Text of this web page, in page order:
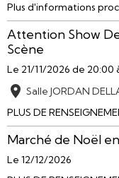
Plus d'informations
Attention Show
Scène
Le 21/11/2026 de 20:00
Salle JORDAN
PLUS DE
Marché de Noël
Le 12/12/2026